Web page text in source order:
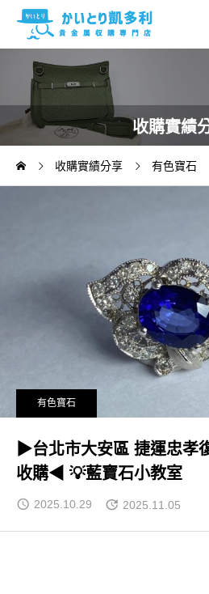
收購實績
收購實績分享 有色寶石
有色寶石
▶台北市大安區 捷運忠孝
收購◀ 💡藍寶石小教室
2025.10.29 2025.11.05